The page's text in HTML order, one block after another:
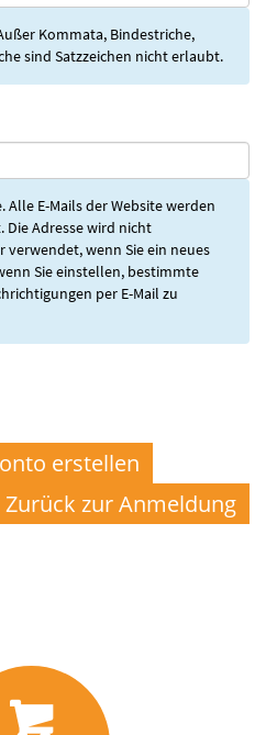
Kommata, Bindestriche,
sind Satzzeichen nicht erlaubt.
Alle E-Mails der Website werden
Die Adresse wird nicht
wenn Sie ein neues
Sie einstellen, bestimmte
per E-Mail zu
Zurück zur Anmeldung